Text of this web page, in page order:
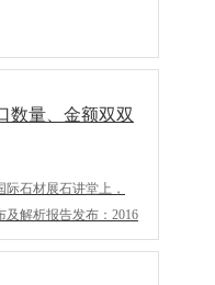
数量、金额双双
石材展石讲堂上，
及解析报告发布：2016
出现出口、进口石材数